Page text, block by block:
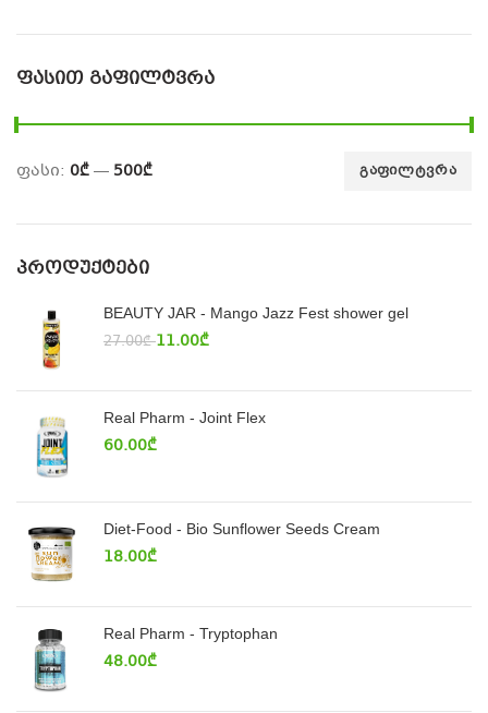
ᲤᲐᲡᲘᲗ ᲒᲐᲤᲘᲚᲢᲕᲠᲐ
ᲒᲐᲤᲘᲚᲢᲕᲠᲐ
ფასი: 0₾— 500₾
ᲞᲠᲝᲓᲣᲥᲢᲔᲑᲘ
BEAUTY JAR - Mango Jazz Fest shower gel
27.00₾ 11.00₾
Real Pharm - Joint Flex
60.00₾
Diet-Food - Bio Sunflower Seeds Cream
18.00₾
Real Pharm - Tryptophan
48.00₾